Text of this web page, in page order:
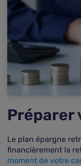
Booster son
Transférer les
produits sur votre
Un mode de
Le déblocage
Transmettre son
Questions
Le plan épargne
financièrement la
moment de votre